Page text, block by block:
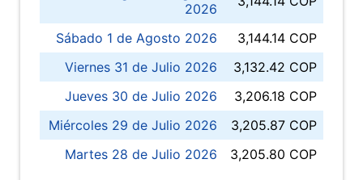
2026
Sábado 1 de Agosto 2026
3,144.14 COP
Viernes 31 de Julio 2026
3,132.42 COP
Jueves 30 de Julio 2026
3,206.18 COP
Miércoles 29 de Julio 2026
3,205.87 COP
Martes 28 de Julio 2026
3,205.80 COP